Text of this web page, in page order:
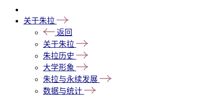
关于朱拉
返回
关于朱拉
朱拉历史
大学形象
朱拉与永续发展
数据与统计